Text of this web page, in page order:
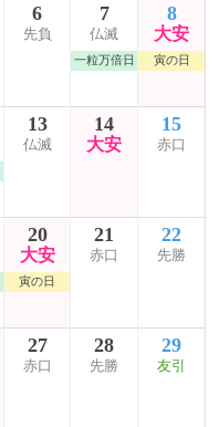
6
先負
7
仏滅
一粒万倍日
8
大安
寅の日
13
仏滅
14
大安
15
赤口
20
大安
寅の日
21
赤口
22
先勝
27
赤口
28
先勝
29
友引